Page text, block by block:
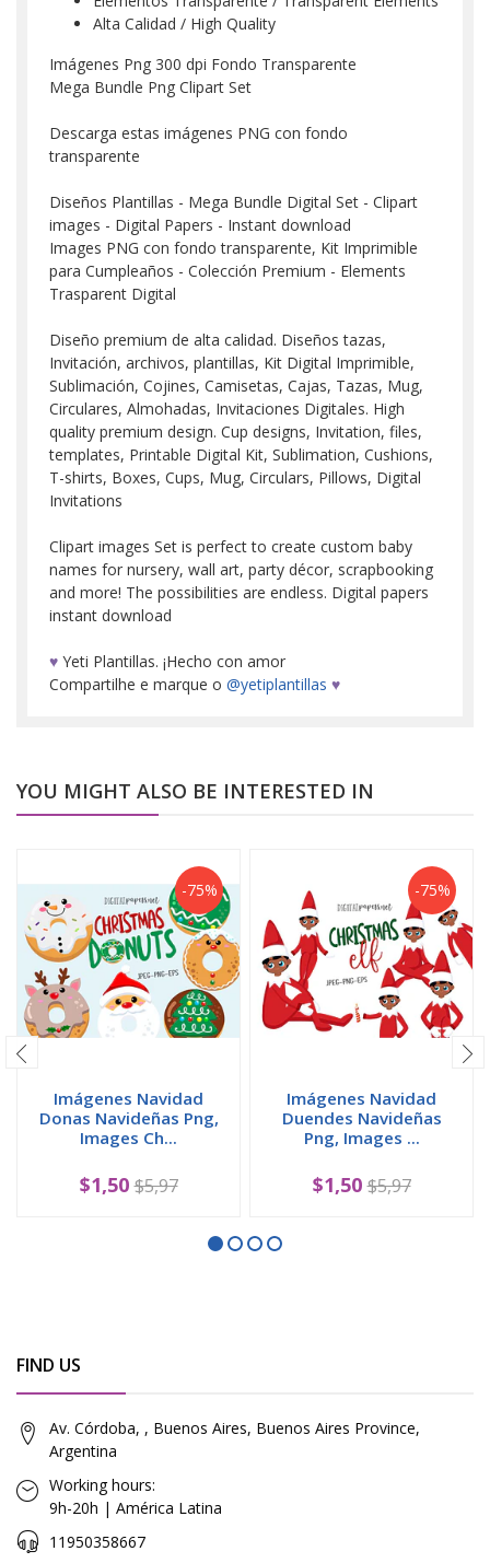
Alta Calidad / High Quality
Imágenes Png 300 dpi Fondo Transparente
Mega Bundle Png Clipart Set
Descarga estas imágenes PNG con fondo
transparente
Diseños Plantillas - Mega Bundle Digital Set - Clipart
images - Digital Papers - Instant download
Images PNG con fondo transparente, Kit Imprimible
para Cumpleaños - Colección Premium - Elements
Trasparent Digital
Diseño premium de alta calidad. Diseños tazas,
Invitación, archivos, plantillas, Kit Digital Imprimible,
Sublimación, Cojines, Camisetas, Cajas, Tazas, Mug,
Circulares, Almohadas, Invitaciones Digitales. High
quality premium design. Cup designs, Invitation, files,
templates, Printable Digital Kit, Sublimation, Cushions,
T-shirts, Boxes, Cups, Mug, Circulars, Pillows, Digital
Invitations
Clipart images Set is perfect to create custom baby
names for nursery, wall art, party décor, scrapbooking
and more! The possibilities are endless. Digital papers
instant download
♥ Yeti Plantillas. ¡Hecho con amor
Compartilhe e marque o @yetiplantillas ♥
YOU MIGHT ALSO BE INTERESTED IN
-75%
Imágenes Navidad
Donas Navideñas Png,
Images Ch...
$1,50 $5,97
-75%
Imágenes Navidad
Duendes Navideñas
Png, Images ...
$1,50 $5,97
FIND US
Av. Córdoba, , Buenos Aires, Buenos Aires Province,
Argentina
Working hours:
9h-20h | América Latina
11950358667